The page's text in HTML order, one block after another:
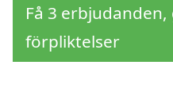
Få 3
förpliktelser